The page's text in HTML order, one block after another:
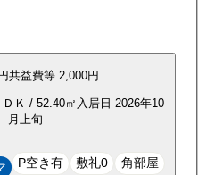
共益費等 2,000円
ＤＫ / 52.40㎡ 入居日 2026年10
月上旬
P空き有 敷礼0 角部屋